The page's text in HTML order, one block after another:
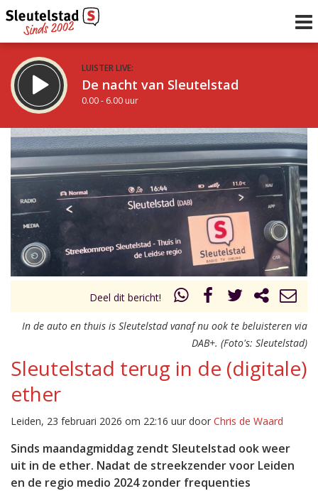
LUISTER LIVE:
De nacht van Sleutelstad
0.00 - 6.00 uur
STRAKS:
De ochtend van Sleutelstad
6.00 - 12.00 uur
Vorig uur
uur 1 van 0 Volgend uur
Deel dit bericht!
In de auto en thuis is Sleutelstad vanaf nu ook te beluisteren via
DAB+. (Foto's: Sleutelstad)
Sleutelstad terug in de (digitale)
ether
Leiden, 23 februari 2026 om 22:16 uur door Chris de Waard
Sinds maandagmiddag zendt Sleutelstad ook weer
uit in de ether. Nadat de streekzender voor Leiden
en de regio medio 2024 zonder frequenties